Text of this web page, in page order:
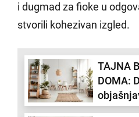
i dugmad za fioke u
stvorili kohezivan izgled.
TAJNA
DOMA:
stvorite